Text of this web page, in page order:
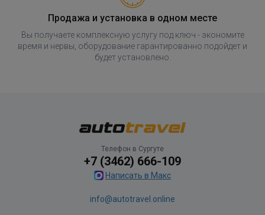
Продажа и установка в одном месте
Вы получаете комплексную услугу под ключ - экономите
время и нервы, оборудование гарантированно подойдет и
будет установлено.
Телефон в Сургуте
+7 (3462) 666-109
Написать в Макс
info@autotravel.online